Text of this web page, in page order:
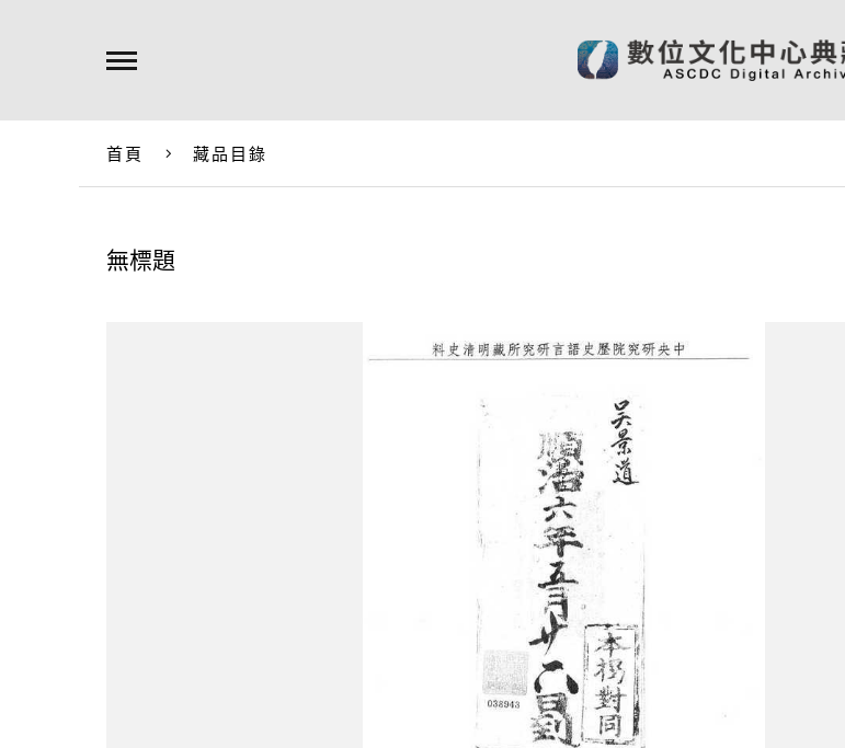
首頁 藏品目錄
無標題